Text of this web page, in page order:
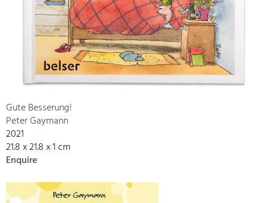
Gute Besserung!
Peter Gaymann
2021
21.8 x 21.8 x 1 cm
Enquire